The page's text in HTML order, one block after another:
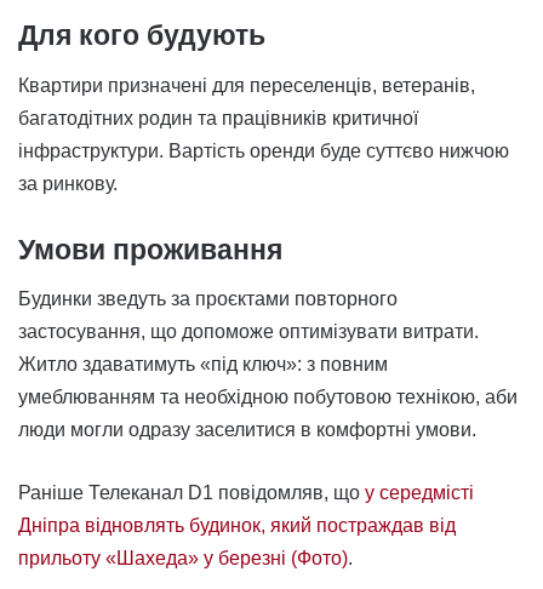
Для кого будують
Квартири призначені для переселенців, ветеранів,
багатодітних родин та працівників критичної
інфраструктури. Вартість оренди буде суттєво нижчою
за ринкову.
Умови проживання
Будинки зведуть за проєктами повторного
застосування, що допоможе оптимізувати витрати.
Житло здаватимуть «під ключ»: з повним
умеблюванням та необхідною побутовою технікою, аби
люди могли одразу заселитися в комфортні умови.
Раніше Телеканал D1 повідомляв, що у середмісті
Дніпра відновлять будинок, який постраждав від
прильоту «Шахеда» у березні (Фото).